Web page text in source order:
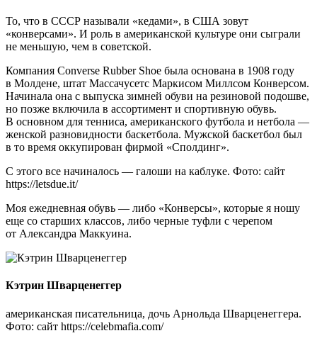
То, что в СССР называли «кедами», в США зовут
«конверсами». И роль в американской культуре они сыграли
не меньшую, чем в советской.
Компания Converse Rubber Shoe была основана в 1908 году
в Молдене, штат Массачусетс Маркисом Миллсом Конверсом.
Начинала она с выпуска зимней обуви на резиновой подошве,
но позже включила в ассортимент и спортивную обувь.
В основном для тенниса, американского футбола и нетбола —
женской разновидности баскетбола. Мужской баскетбол был
в то время оккупирован фирмой «Сполдинг».
С этого все начиналось — галоши на каблуке. Фото: сайт
https://letsdue.it/
Моя ежедневная обувь — либо «Конверсы», которые я ношу
еще со старших классов, либо черные туфли с черепом
от Александра Маккуина.
Кэтрин Шварценеггер
американская писательница, дочь Арнольда Шварценеггера.
Фото: сайт https://celebmafia.com/